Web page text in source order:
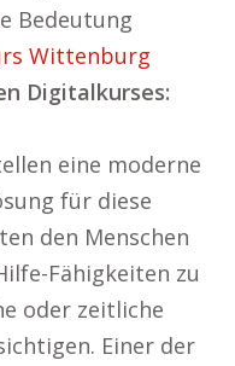
Bedeutung
Wittenburg
Digitalkurses:
eine moderne
für diese
den Menschen
Fähigkeiten zu
oder zeitliche
Einer der